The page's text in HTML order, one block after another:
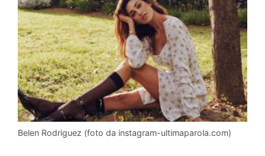
Belen Rodriguez (foto da instagram-ultimaparola.com)